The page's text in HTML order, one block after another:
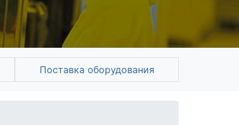
Поставка оборудования